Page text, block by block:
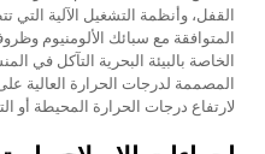
القفل، وأنظمة التشغيل الآلية
المتوافقة مع سبائك الألومنيوم
الخاصة بالبيئة البحرية التآكل في
المصممة لدرجات الحرارة العالية
لارتفاع درجات الحرارة المحيطة أو